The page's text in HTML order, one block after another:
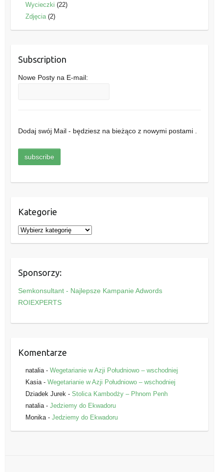
Wycieczki (22)
Zdjęcia(2)
Subscription
Nowe Posty na E-mail:
Dodaj swój Mail - będziesz na bieżąco z nowymi postami .
Kategorie
K
a
g
o
r
e
Sponsorzy:
Semkonsultant - Najlepsze Kampanie Adwords
ROIEXPERTS
Komentarze
natalia- Wegetarianie w Azji Południowo – wschodniej
Kasia- Wegetarianie w Azji Południowo – wschodniej
Dziadek Jurek- Stolica Kambodży – Phnom Penh
natalia- Jedziemy do Ekwadoru
Monika- Jedziemy do Ekwadoru